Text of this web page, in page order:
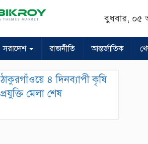
বুধবার, ০৫
সরাদেশ রাজনীতি আন্তর্জাতিক
ঠাকুরগাঁওয়ে ৪ দিনব্যাপী কৃষি
প্রযুক্তি মেলা শেষ